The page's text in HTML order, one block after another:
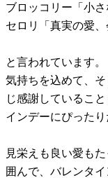
ブロッコリー「小さ
セロリ「真実の愛、
と言われています
気持ちを込めて、
じ感謝しているこ
インデーにぴった
見栄えも良い愛も
囲んで、バレンタ